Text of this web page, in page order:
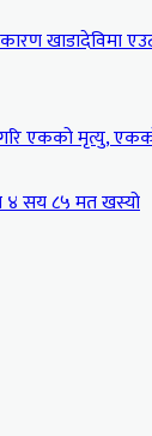
खाडादेविमा
एकको मृत्यु,
४ सय ८५ मत खस्यो